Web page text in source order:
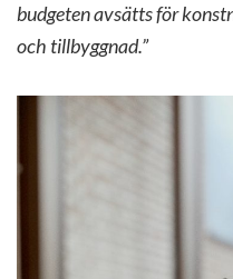
budgeten avsätts för
och tillbyggnad.”